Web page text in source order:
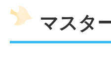
マスタ